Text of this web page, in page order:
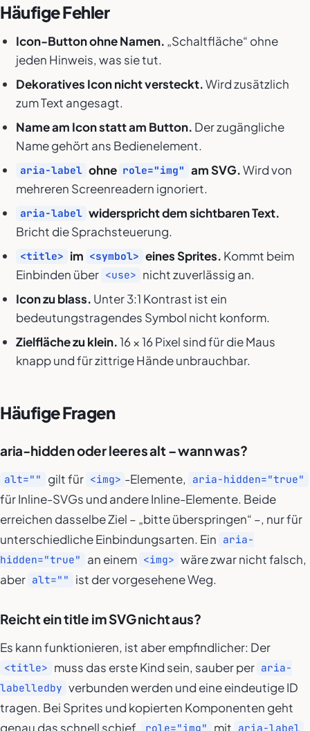
Häufige Fehler
Icon-Button ohne Namen. „Schaltfläche“ ohne
jeden Hinweis, was sie tut.
Dekoratives Icon nicht versteckt.Wird zusätzlich
zum Text angesagt.
Name am Icon statt am Button. Der zugängliche
Name gehört ans Bedienelement.
aria-label ohne role="img" am SVG.Wird von
mehreren Screenreadern ignoriert.
aria-label widerspricht dem sichtbaren Text.
Bricht die Sprachsteuerung.
<title> im <symbol> eines Sprites. Kommt beim
Einbinden über <use> nicht zuverlässig an.
Icon zu blass. Unter 3:1 Kontrast ist ein
bedeutungstragendes Symbol nicht konform.
Zielfläche zu klein.16 × 16 Pixel sind für die Maus
knapp und für zittrige Hände unbrauchbar.
Häufige Fragen
aria-hidden oder leeres alt – wann was?
alt="" gilt für <img> -Elemente, aria-hidden="true"
für Inline-SVGs und andere Inline-Elemente. Beide
erreichen dasselbe Ziel – „bitte überspringen“ –, nur für
unterschiedliche Einbindungsarten. Ein aria-
hidden="true"
an einem <img> wäre zwar nicht falsch,
aber alt="" ist der vorgesehene Weg.
Reicht ein title im SVG nicht aus?
Es kann funktionieren, ist aber empfindlicher: Der
<title> muss das erste Kind sein, sauber per aria-
labelledby verbunden werden und eine eindeutige ID
tragen. Bei Sprites und kopierten Komponenten geht
genau das schnell schief.
role="img" mit aria-label